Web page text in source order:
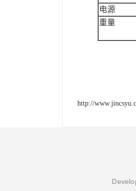
电源
重量
http://